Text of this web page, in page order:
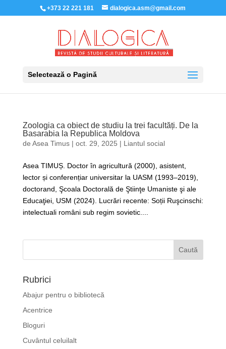
+373 22 221 181 dialogica.asm@gmail.com
Selectează o Pagină
Zoologia ca obiect de studiu la trei facultăți. De la
Basarabia la Republica Moldova
de Asea Timus| oct. 29, 2025 | Liantul social
Asea TIMUȘ. Doctor în agricultură (2000), asistent,
lector și conferențiar universitar la UASM (1993–2019),
doctorand, Şcoala Doctorală de Ştiinţe Umaniste şi ale
Educaţiei, USM (2024). Lucrări recente: Soții Ruşcinschi:
intelectuali români sub regim sovietic....
Rubrici
Abajur pentru o bibliotecă
Acentrice
Bloguri
Cuvântul celuilalt